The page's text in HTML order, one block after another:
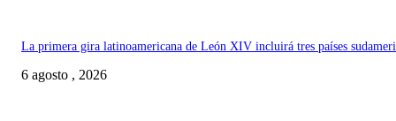
La primera gira latinoamericana de León XIV incluirá tres países
6 agosto , 2026